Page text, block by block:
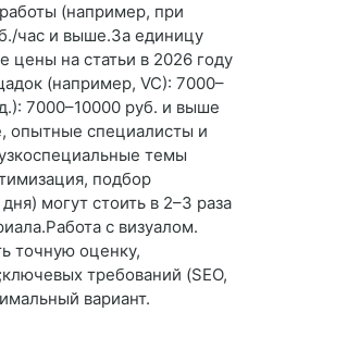
(например, при
час и выше.За единицу
цены на статьи в 2026 году
(например, VC): 7000–
7000–10000 руб. и выше
опытные специалисты и
темы
подбор
могут стоить в 2–3 раза
с визуалом.
точную оценку,
требований (SEO,
вариант.